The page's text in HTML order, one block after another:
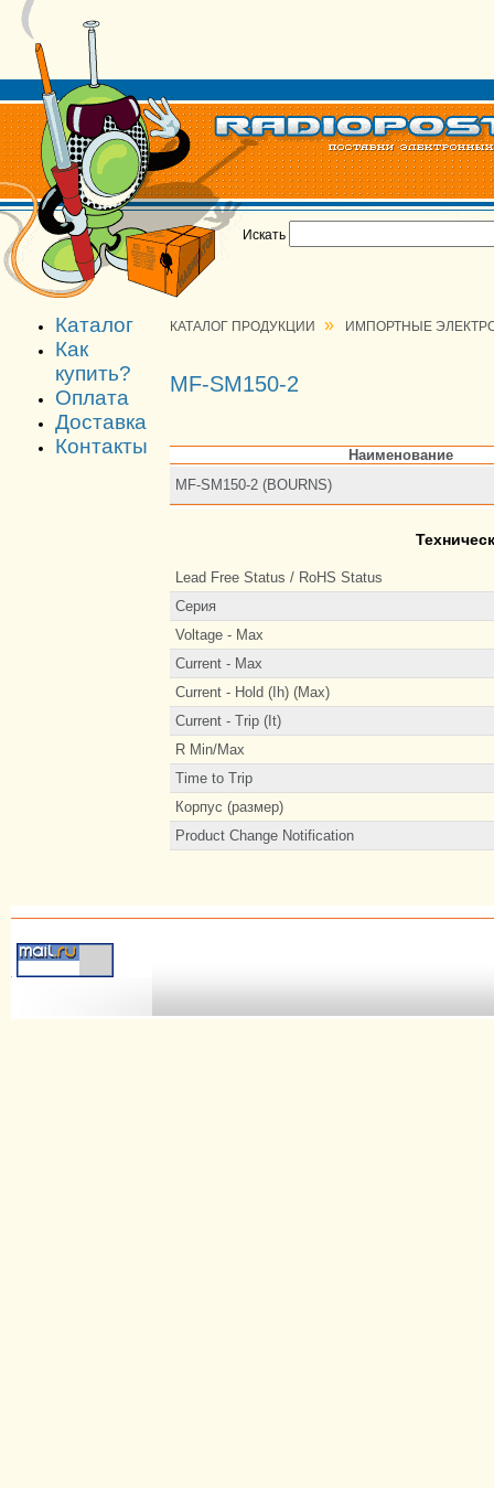
Искать
Каталог
Как
купить?
Оплата
Доставка
Контакты
КАТАЛОГ ПРОДУКЦИИ » ИМПОРТНЫЕ
MF-SM150-2
Наименование
MF-SM150-2 (BOURNS)
Lead Free Status / RoHS Status
Серия
Voltage - Max
Current - Max
Current - Hold (Ih) (Max)
Current - Trip (It)
R Min/Max
Time to Trip
Корпус (размер)
Product Change Notification